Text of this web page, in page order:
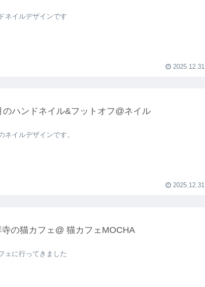
ネイルデザインです
2025.12.31
のハンドネイル&フットオフ@ネイル
ネイルデザインです。
2025.12.31
寺の猫カフェ@ 猫カフェMOCHA
ェに行ってきました